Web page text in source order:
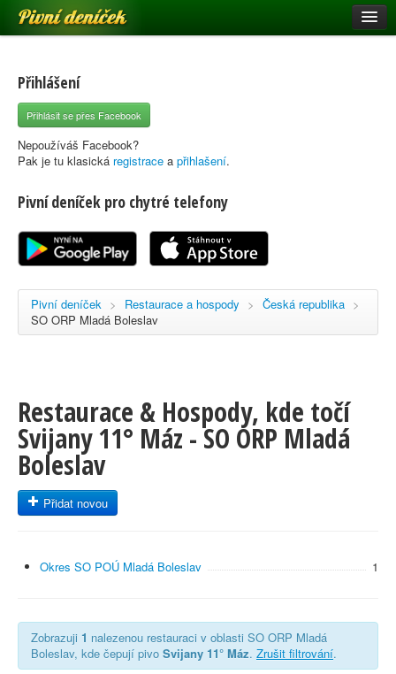
Pivní deníček
Pivní mapa
Pivní značky
Nápověda
Registrace
Přihlášení
Přihlásit se přes Facebook
Nepoužíváš Facebook?
Pak je tu klasická registrace a přihlašení.
Pivní deníček pro chytré telefony
Pivní deníček > Restaurace a hospody > Česká republika >
SO ORP Mladá Boleslav
Restaurace & Hospody, kde točí
Svijany 11° Máz - SO ORP Mladá
Boleslav
Přidat novou
Okres SO POÚ Mladá Boleslav 1
Zobrazuji 1 nalezenou restauraci v oblasti SO ORP Mladá
Boleslav, kde čepují pivo Svijany 11° Máz. Zrušit filtrování.